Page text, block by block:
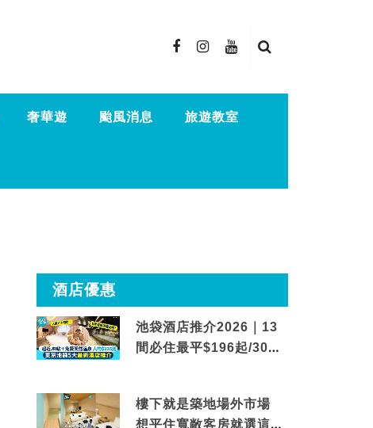
奢華遊 颱風消息 旅遊教室
酒店優惠
池袋酒店推介2026｜13
間必住最平$196起/30秒
樓下就是築地場外市場
想平住寬敞客房就選這間